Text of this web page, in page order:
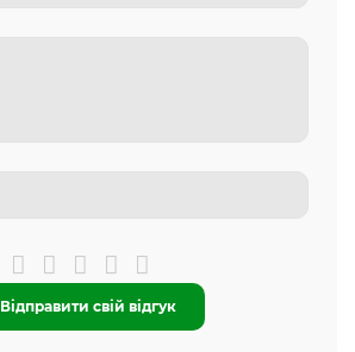
Відправити свій відгук